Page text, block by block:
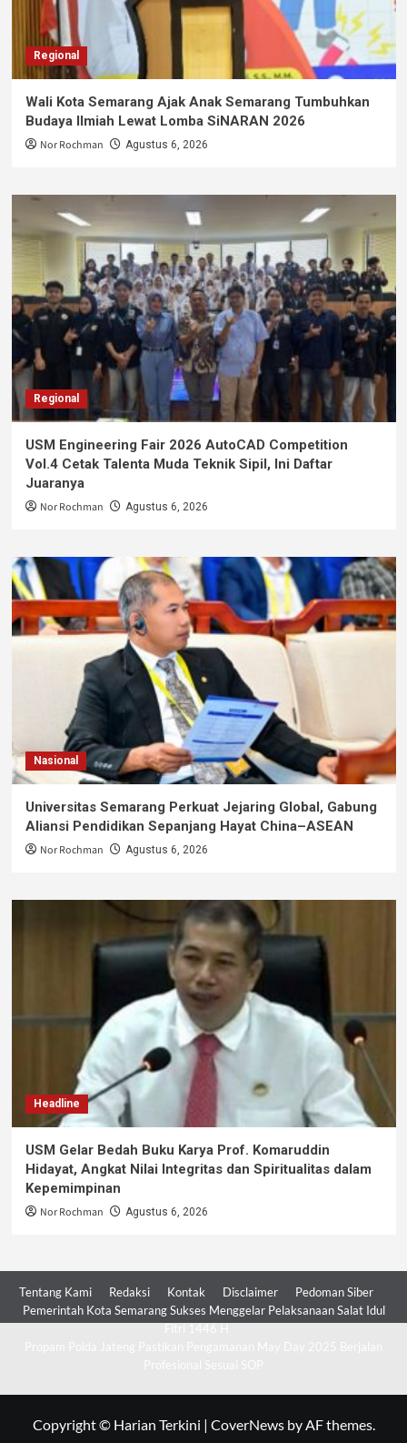
Regional
Wali Kota Semarang Ajak Anak Semarang Tumbuhkan
Budaya Ilmiah Lewat Lomba SiNARAN 2026
Nor Rochman Agustus 6, 2026
Regional
USM Engineering Fair 2026 AutoCAD Competition
Vol.4 Cetak Talenta Muda Teknik Sipil, Ini Daftar
Juaranya
Nor Rochman Agustus 6, 2026
Nasional
Universitas Semarang Perkuat Jejaring Global, Gabung
Aliansi Pendidikan Sepanjang Hayat China–ASEAN
Nor Rochman Agustus 6, 2026
Headline
USM Gelar Bedah Buku Karya Prof. Komaruddin
Hidayat, Angkat Nilai Integritas dan Spiritualitas dalam
Kepemimpinan
Nor Rochman Agustus 6, 2026
Tentang Kami Redaksi Kontak Disclaimer
Pedoman Siber
Pemerintah Kota Semarang Sukses Menggelar Pelaksanaan Salat Idul
Copyright © Harian Terkini | CoverNewsby AF themes.